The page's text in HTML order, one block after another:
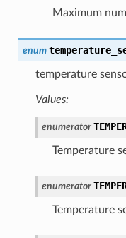
Maximum
enum
temperature
Values:
enumerator
Temperature
enumerator
Temperature